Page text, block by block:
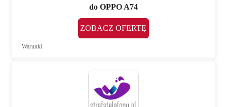
do OPPO A74
ZOBACZ OFERTĘ
Warunki